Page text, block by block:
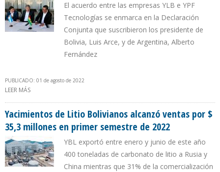
El acuerdo entre las empresas YLB e YPF
Tecnologías se enmarca en la Declaración
Conjunta que suscribieron los presidente de
Bolivia, Luis Arce, y de Argentina, Alberto
Fernández
PUBLICADO: 01 de agosto de 2022
LEER MÁS
Yacimientos de Litio Bolivianos alcanzó ventas por $
35,3 millones en primer semestre de 2022
YBL exportó entre enero y junio de este año
400 toneladas de carbonato de litio a Rusia y
China mientras que 31% de la comercialización